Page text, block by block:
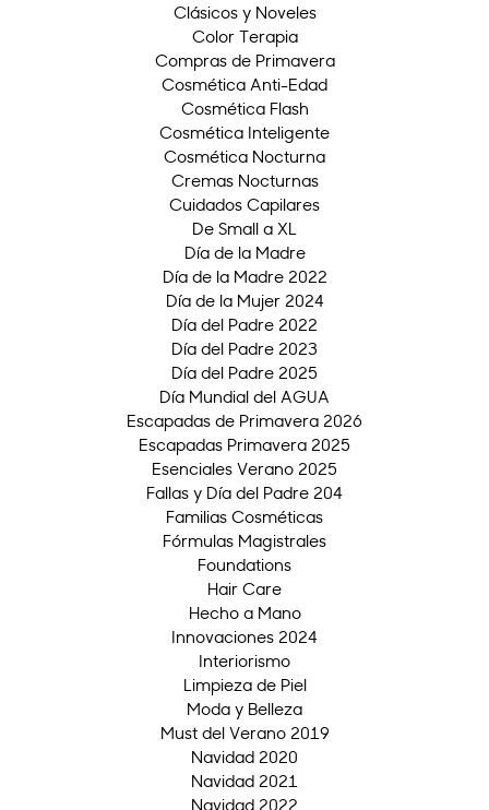
Clásicos y Noveles
Color Terapia
Compras de Primavera
Cosmética Anti-Edad
Cosmética Flash
Cosmética Inteligente
Cosmética Nocturna
Cremas Nocturnas
Cuidados Capilares
De Small a XL
Día de la Madre
Día de la Madre 2022
Día de la Mujer 2024
Día del Padre 2022
Día del Padre 2023
Día del Padre 2025
Día Mundial del AGUA
Escapadas de Primavera 2026
Escapadas Primavera 2025
Esenciales Verano 2025
Fallas y Día del Padre 204
Familias Cosméticas
Fórmulas Magistrales
Foundations
Hair Care
Hecho a Mano
Innovaciones 2024
Interiorismo
Limpieza de Piel
Moda y Belleza
Must del Verano 2019
Navidad 2020
Navidad 2021
Navidad 2022